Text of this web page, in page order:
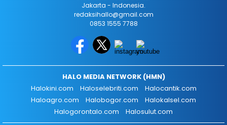
Jakarta - Indonesia.
redaksihallo@gmail.com
0853 1555 7788
HALO MEDIA NETWORK (HMN)
Halokini.com
Haloselebriti.com
Halocantik.com
Haloagro.com
Halobogor.com
Halokalsel.com
Halogorontalo.com
Halosulut.com